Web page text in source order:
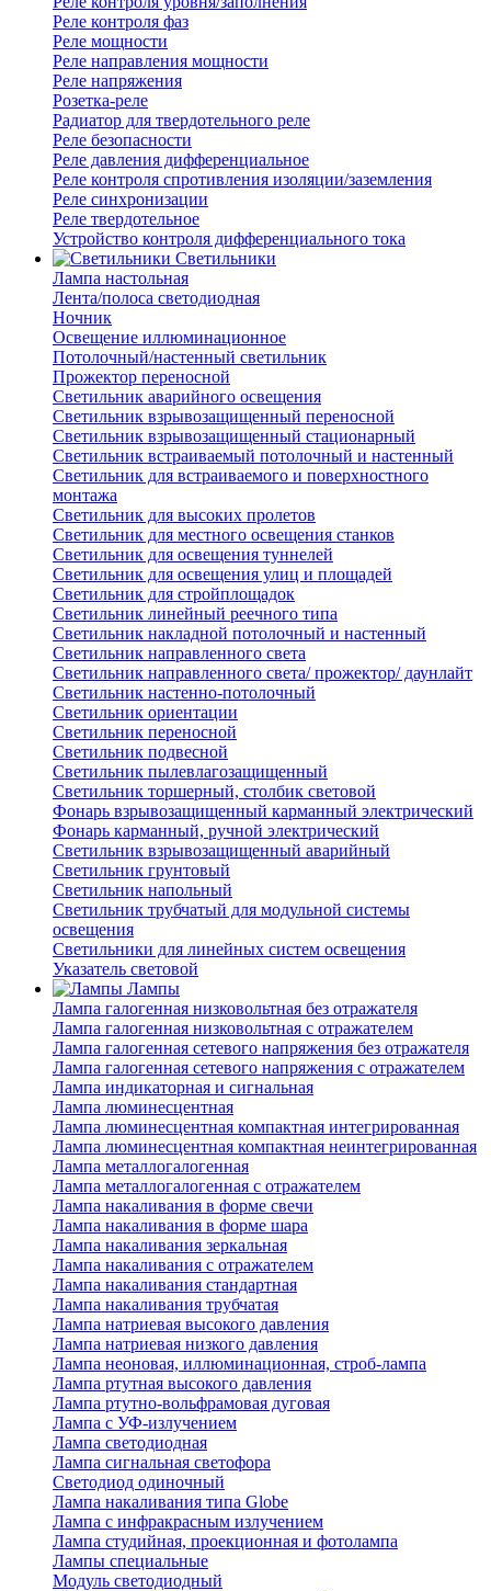
Реле контроля фаз
Реле мощности
Реле направления мощности
Реле напряжения
Розетка-реле
Радиатор для твердотельного реле
Реле безопасности
Реле давления дифференциальное
Реле контроля спротивления изоляции/заземления
Реле синхронизации
Реле твердотельное
Устройство контроля дифференциального тока
Светильники
Лампа настольная
Лента/полоса светодиодная
Ночник
Освещение иллюминационное
Потолочный/настенный светильник
Прожектор переносной
Светильник аварийного освещения
Светильник взрывозащищенный переносной
Светильник взрывозащищенный стационарный
Светильник встраиваемый потолочный и настенный
Светильник для встраиваемого и поверхностного
монтажа
Светильник для высоких пролетов
Светильник для местного освещения станков
Светильник для освещения туннелей
Светильник для освещения улиц и площадей
Светильник для стройплощадок
Светильник линейный реечного типа
Светильник накладной потолочный и настенный
Светильник направленного света
Светильник направленного света/ прожектор/ даунлайт
Светильник настенно-потолочный
Светильник ориентации
Светильник переносной
Светильник подвесной
Светильник пылевлагозащищенный
Светильник торшерный, столбик световой
Фонарь взрывозащищенный карманный электрический
Фонарь карманный, ручной электрический
Светильник взрывозащищенный аварийный
Светильник грунтовый
Светильник напольный
Светильник трубчатый для модульной системы
освещения
Светильники для линейных систем освещения
Указатель световой
Лампы
Лампа галогенная низковольтная без отражателя
Лампа галогенная низковольтная с отражателем
Лампа галогенная сетевого напряжения без отражателя
Лампа галогенная сетевого напряжения с отражателем
Лампа индикаторная и сигнальная
Лампа люминесцентная
Лампа люминесцентная компактная интегрированная
Лампа люминесцентная компактная неинтегрированная
Лампа металлогалогенная
Лампа металлогалогенная с отражателем
Лампа накаливания в форме свечи
Лампа накаливания в форме шара
Лампа накаливания зеркальная
Лампа накаливания с отражателем
Лампа накаливания стандартная
Лампа накаливания трубчатая
Лампа натриевая высокого давления
Лампа натриевая низкого давления
Лампа неоновая, иллюминационная, строб-лампа
Лампа ртутная высокого давления
Лампа ртутно-вольфрамовая дуговая
Лампа с УФ-излучением
Лампа светодиодная
Лампа сигнальная светофора
Светодиод одиночный
Лампа накаливания типа Globe
Лампа с инфракрасным излучением
Лампа студийная, проекционная и фотолампа
Лампы специальные
Модуль светодиодный